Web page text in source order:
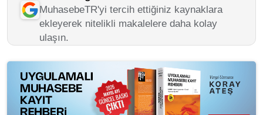
MuhasebeTR'yi tercih ettiğiniz kaynaklara
ekleyerek nitelikli makalelere daha kolay
ulaşın.